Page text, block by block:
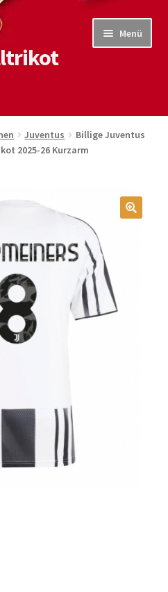
Menü
Juventus
Billige Juventus
2025-26 Kurzarm